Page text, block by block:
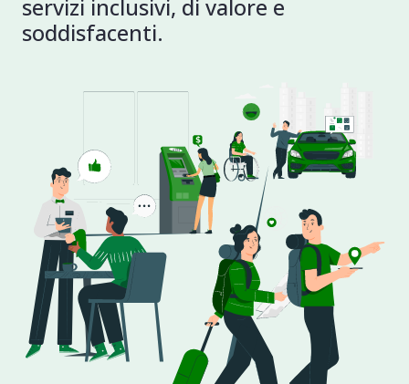
servizi inclusivi, di valore e
soddisfacenti.